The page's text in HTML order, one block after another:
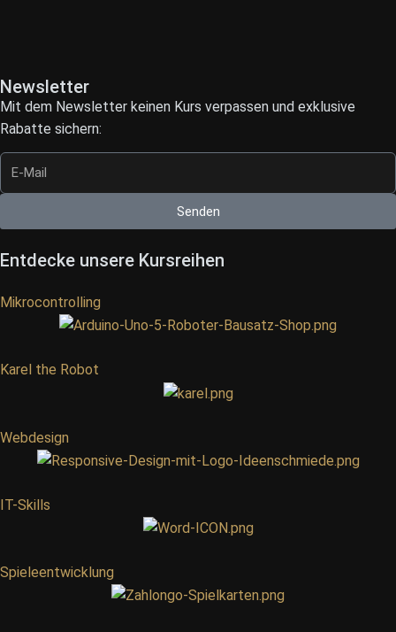
Newsletter
Mit dem Newsletter keinen Kurs verpassen und exklusive
Rabatte sichern:
Senden
Entdecke unsere Kursreihen
Mikrocontrolling
Karel the Robot
Webdesign
IT-Skills
Spieleentwicklung